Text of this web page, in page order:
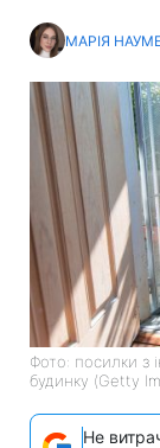
МАРІЯ
Фото: посилки з
будинку (Getty
Не